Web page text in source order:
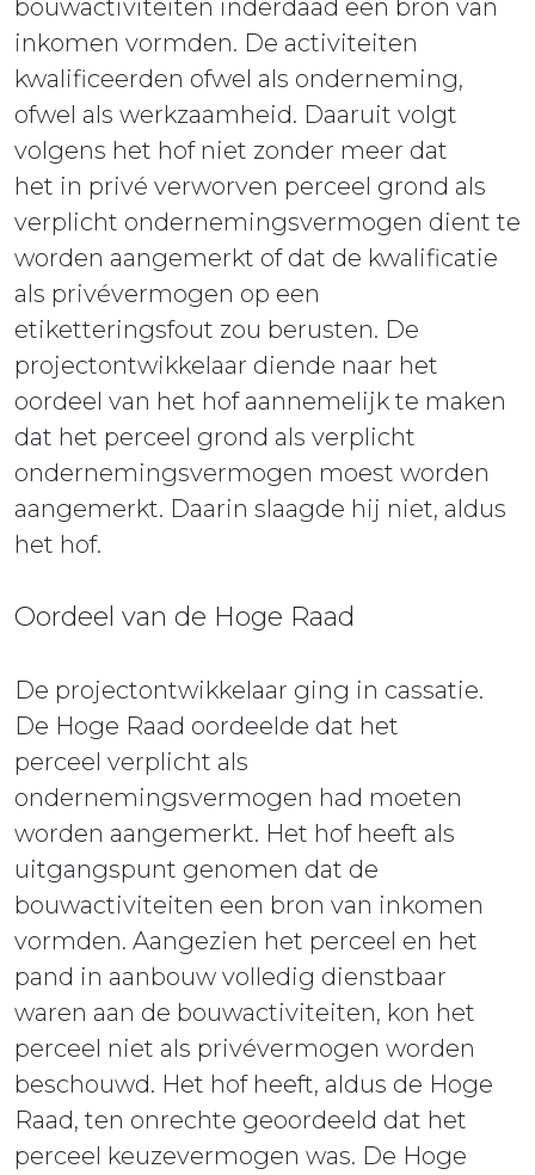
bouwactiviteiten inderdaad een bron van
inkomen vormden. De activiteiten
kwalificeerden ofwel als onderneming,
ofwel als werkzaamheid. Daaruit volgt
volgens het hof niet zonder meer dat
het in privé verworven perceel grond als
verplicht ondernemingsvermogen dient te
worden aangemerkt of dat de kwalificatie
als privévermogen op een
etiketteringsfout zou berusten. De
projectontwikkelaar diende naar het
oordeel van het hof aannemelijk te maken
dat het perceel grond als verplicht
ondernemingsvermogen moest worden
aangemerkt. Daarin slaagde hij niet, aldus
het hof.
Oordeel van de Hoge Raad
De projectontwikkelaar ging in cassatie.
De Hoge Raad oordeelde dat het
perceel verplicht als
ondernemingsvermogen had moeten
worden aangemerkt. Het hof heeft als
uitgangspunt genomen dat de
bouwactiviteiten een bron van inkomen
vormden. Aangezien het perceel en het
pand in aanbouw volledig dienstbaar
waren aan de bouwactiviteiten, kon het
perceel niet als privévermogen worden
beschouwd. Het hof heeft, aldus de Hoge
Raad, ten onrechte geoordeeld dat het
perceel keuzevermogen was. De Hoge